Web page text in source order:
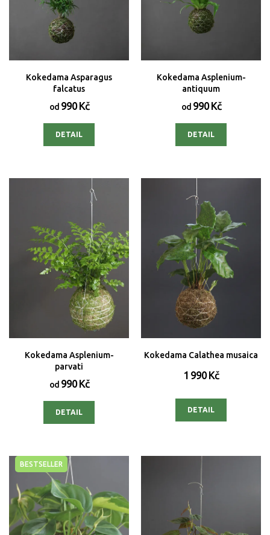
Kokedama Asparagus
falcatus
od990 Kč
DETAIL
Kokedama Asplenium-
antiquum
od990 Kč
DETAIL
Kokedama Asplenium-
parvati
od990 Kč
DETAIL
Kokedama Calathea musaica
1 990 Kč
DETAIL
BESTSELLER